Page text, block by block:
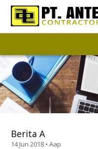
Berita A
14 Jun 2018 • Aap